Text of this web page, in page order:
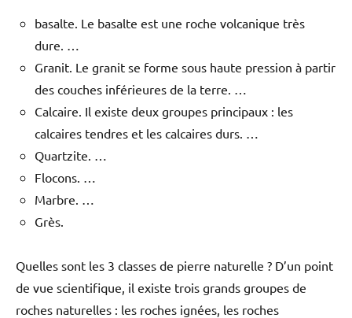
basalte. Le basalte est une roche volcanique très
dure. …
Granit. Le granit se forme sous haute pression à partir
des couches inférieures de la terre. …
Calcaire. Il existe deux groupes principaux : les
calcaires tendres et les calcaires durs. …
Quartzite. …
Flocons. …
Marbre. …
Grès.
Quelles sont les 3 classes de pierre naturelle ? D’un point
de vue scientifique, il existe trois grands groupes de
roches naturelles : les roches ignées, les roches